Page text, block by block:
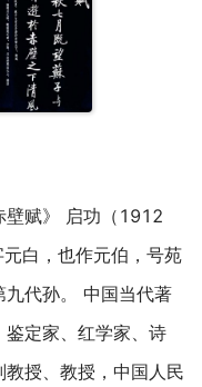
壁赋》 启功（1912
白，也作元伯，号苑
代孙。 中国当代著
定家、红学家、诗
授、教授，中国人民